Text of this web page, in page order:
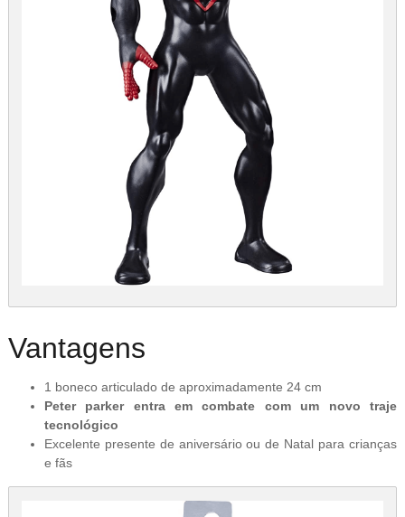
Vantagens
1 boneco articulado de aproximadamente 24 cm
Peter parker entra em combate com um novo traje
tecnológico
Excelente presente de aniversário ou de Natal para crianças
e fãs